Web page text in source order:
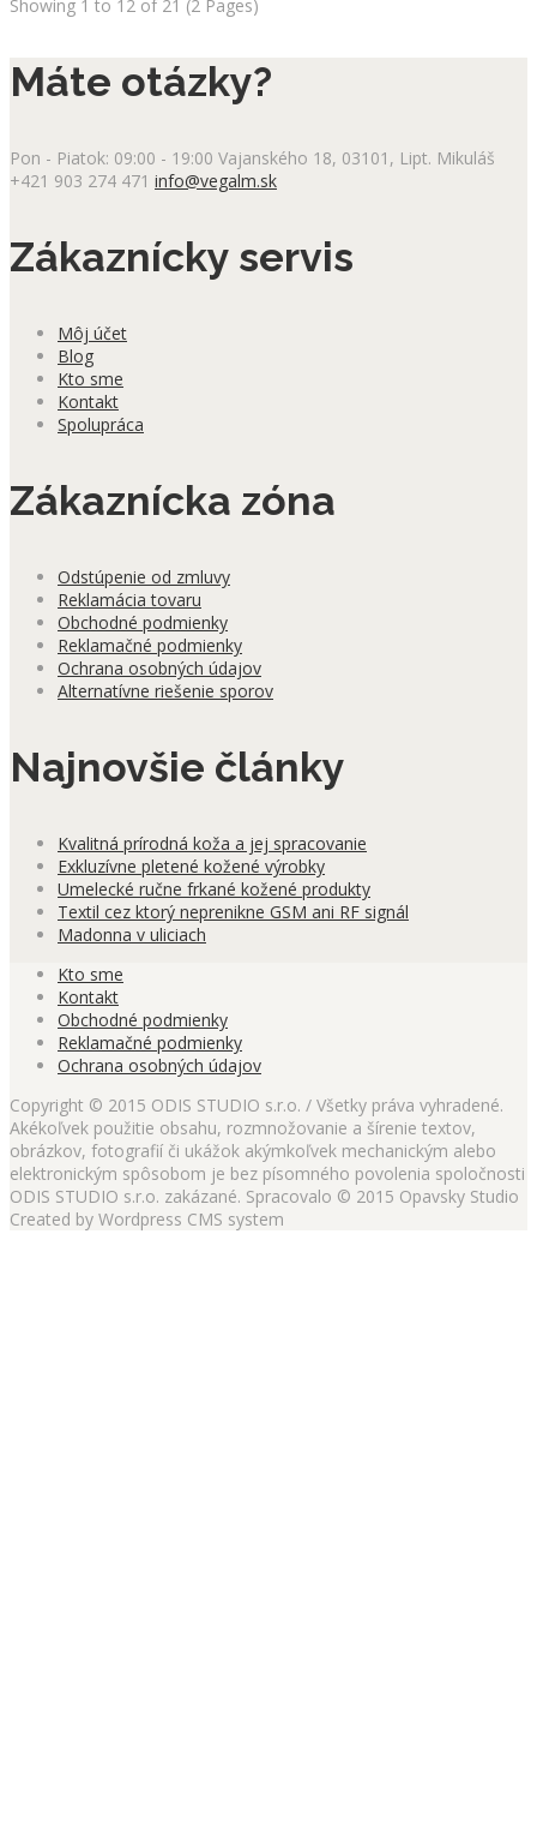
Showing 1 to 12 of 21 (2 Pages)
Máte otázky?
Pon - Piatok: 09:00 - 19:00 Vajanského 18, 03101, Lipt. Mikuláš
+421 903 274 471 info@vegalm.sk
Zákaznícky servis
Môj účet
Blog
Kto sme
Kontakt
Spolupráca
Zákaznícka zóna
Odstúpenie od zmluvy
Reklamácia tovaru
Obchodné podmienky
Reklamačné podmienky
Ochrana osobných údajov
Alternatívne riešenie sporov
Najnovšie články
Kvalitná prírodná koža a jej spracovanie
Exkluzívne pletené kožené výrobky
Umelecké ručne frkané kožené produkty
Textil cez ktorý neprenikne GSM ani RF signál
Madonna v uliciach
Kto sme
Kontakt
Obchodné podmienky
Reklamačné podmienky
Ochrana osobných údajov
Copyright © 2015 ODIS STUDIO s.r.o. / Všetky práva vyhradené.
Akékoľvek použitie obsahu, rozmnožovanie a šírenie textov,
obrázkov, fotografií či ukážok akýmkoľvek mechanickým alebo
elektronickým spôsobom je bez písomného povolenia spoločnosti
ODIS STUDIO s.r.o. zakázané. Spracovalo © 2015 Opavsky Studio
Created by Wordpress CMS system